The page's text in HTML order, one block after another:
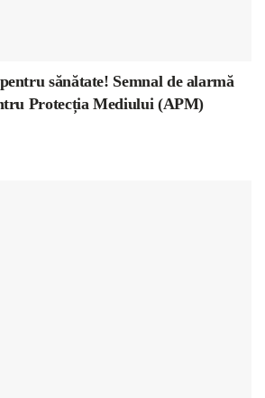
sănătate! Semnal de alarmă
Protecția Mediului (APM)